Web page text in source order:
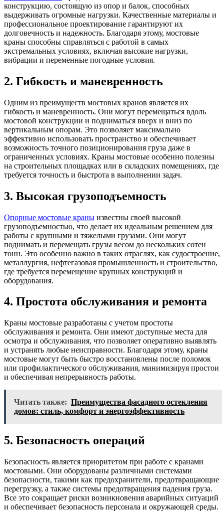
конструкцию, состоящую из опор и балок, способных
выдерживать огромные нагрузки. Качественные материалы и
профессиональное проектирование гарантируют их
долговечность и надежность. Благодаря этому, мостовые
краны способны справляться с работой в самых
экстремальных условиях, включая высокие нагрузки,
вибрации и переменные погодные условия.
2. Гибкость и маневренность
Одним из преимуществ мостовых кранов является их
гибкость и маневренность. Они могут перемещаться вдоль
мостовой конструкции и подниматься вверх и вниз по
вертикальным опорам. Это позволяет максимально
эффективно использовать пространство и обеспечивает
возможность точного позиционирования груза даже в
ограниченных условиях. Краны мостовые особенно полезны
на строительных площадках или в складских помещениях, где
требуется точность и быстрота в выполнении задач.
3. Высокая грузоподъемность
Опорные мостовые краны известны своей высокой
грузоподъемностью, что делает их идеальным решением для
работы с крупными и тяжелыми грузами. Они могут
поднимать и перемещать грузы весом до нескольких сотен
тонн. Это особенно важно в таких отраслях, как судостроение,
металлургия, нефтегазовая промышленность и строительство,
где требуется перемещение крупных конструкций и
оборудования.
4. Простота обслуживания и ремонта
Краны мостовые разработаны с учетом простоты
обслуживания и ремонта. Они имеют доступные места для
осмотра и обслуживания, что позволяет оперативно выявлять
и устранять любые неисправности. Благодаря этому, краны
мостовые могут быть быстро восстановлены после поломок
или профилактического обслуживания, минимизируя простои
и обеспечивая непрерывность работы.
Читать также: Преимущества фасадного остекления
домов: стиль, комфорт и энергоэффективность
5. Безопасность операций
Безопасность является приоритетом при работе с кранами
мостовыми. Они оборудованы различными системами
безопасности, такими как предохранители, предотвращающие
перегрузку, а также системы предотвращения падения груза.
Все это сокращает риски возникновения аварийных ситуаций
и обеспечивает безопасность персонала и окружающей среды.